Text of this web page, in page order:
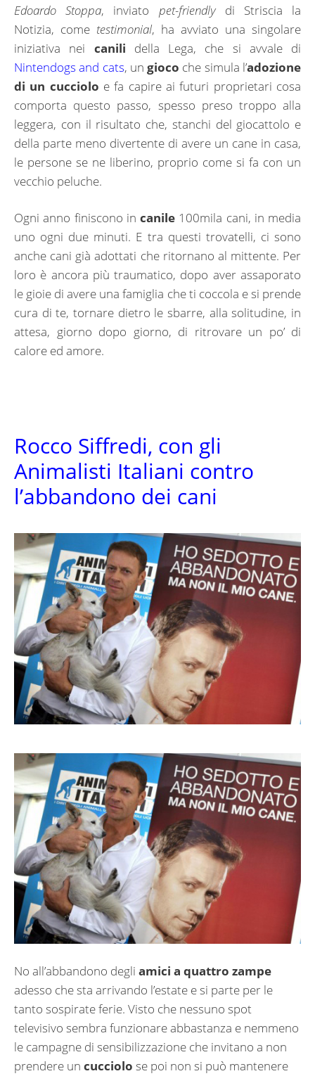
Edoardo Stoppa, inviato pet-friendlydi Striscia la
Notizia, come testimonial, ha avviato una singolare
iniziativa nei canili della Lega, che si avvale di
Nintendogs and cats, ungioco che simula l’adozione
di un cucciolo e fa capire ai futuri proprietari cosa
comporta questo passo, spesso preso troppo alla
leggera, con il risultato che, stanchi del giocattolo e
della parte meno divertente di avere un cane in casa,
le persone se ne liberino, proprio come si fa con un
vecchio peluche.
Ogni anno finiscono in canile 100mila cani, in media
uno ogni due minuti. E tra questi trovatelli, ci sono
anche cani già adottati che ritornano al mittente. Per
loro è ancora più traumatico, dopo aver assaporato
le gioie di avere una famiglia che ti coccola e si prende
cura di te, tornare dietro le sbarre, alla solitudine, in
attesa, giorno dopo giorno, di ritrovare un po’ di
calore ed amore.
Rocco Siffredi, con gli
Animalisti Italiani contro
l’abbandono dei cani
No all’abbandono degli amici a quattro zampe
adesso che sta arrivando l’estate e si parte per le
tanto sospirate ferie. Visto che nessuno spot
televisivo sembra funzionare abbastanza e nemmeno
le campagne di sensibilizzazione che invitano a non
prendere un cucciolo se poi non si può mantenere